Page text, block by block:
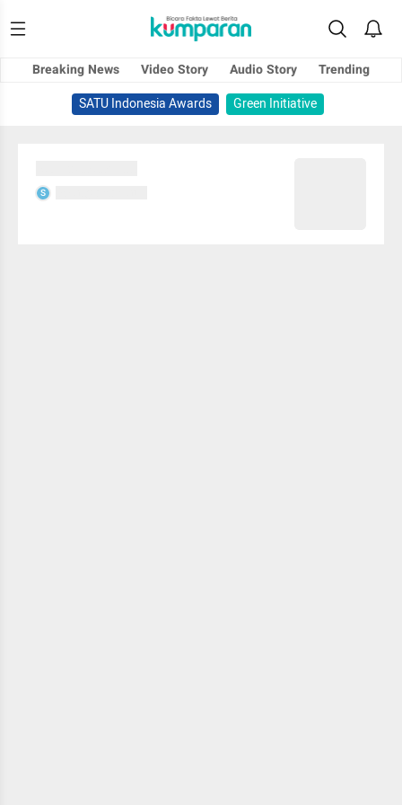
Breaking News Video Story Audio Story
Trending
SATU Indonesia Awards
Green Initiative
S